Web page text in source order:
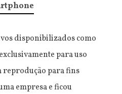
disponibilizados como
para uso
reprodução para fins
empresa e ficou